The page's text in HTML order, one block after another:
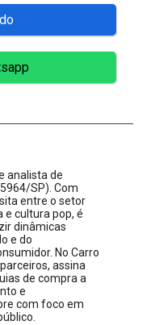
analista de
SP). Com
entre o setor
cultura pop, é
dinâmicas
e do
No Carro
assina
de compra a
e
com foco em